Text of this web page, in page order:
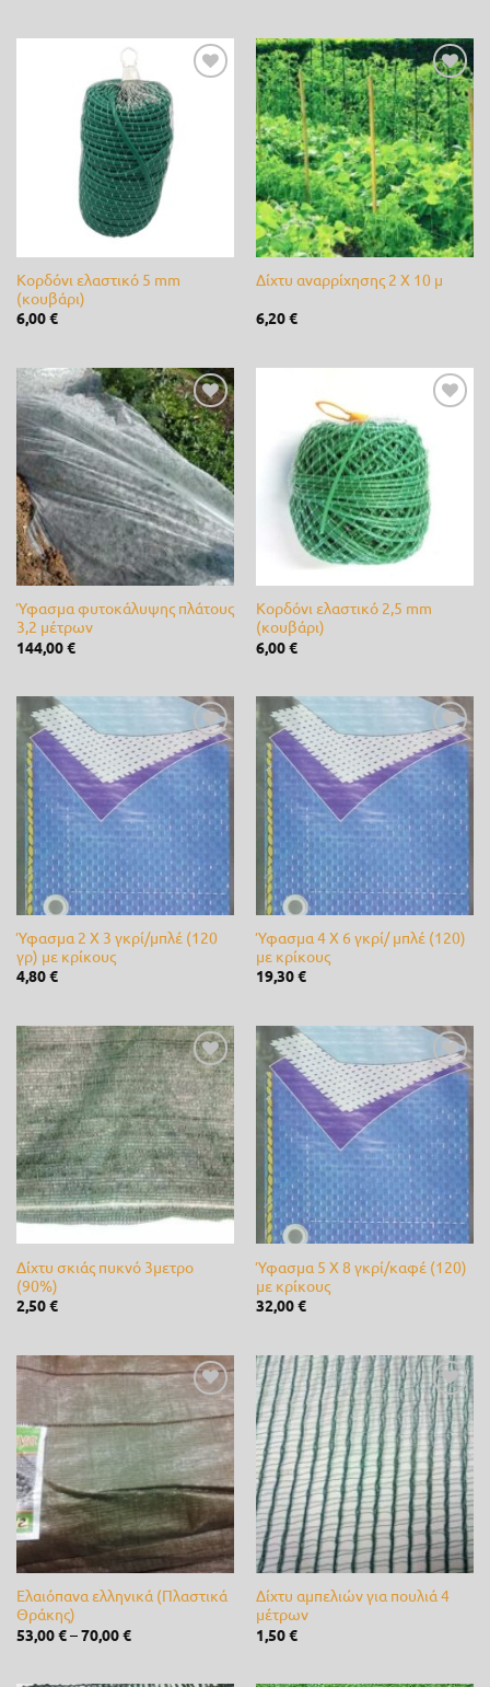
bamboo
Bayer(0)
Briggs & Stratton
CastelGarden
Castor(0)
Cellfast(0)
Claber(0)
CLIMAX(0)
DCM(0)
de Sangosse(0)
diMartino (0)
Duracell
Ferrari(0)
Fito (0)
Fytro seeds (0)
Gardex (0)
Gemma(1)
GeoHumus
Giuntini(0)
Hunter(0)
Husqvarna (0)
IQV(0)
Jonsered(0)
K-Rain (0)
Kawasaki(0)
lisam (0)
LOEWE (0)
Master(0)
Matabi(0)
Mcc(0)
Προσθήκη
στη λίστα
επιθυμίας
Κορδόνι ελαστικό 5 mm
(κουβάρι)
6,00€
Προσθήκη
στη λίστα
επιθυμίας
Δίχτυ αναρρίχησης 2 Χ 10 μ
6,20€
Προσθήκη
στη λίστα
επιθυμίας
Ύφασμα φυτοκάλυψης πλάτους
3,2 μέτρων
144,00€
Προσθήκη
στη λίστα
επιθυμίας
Κορδόνι ελαστικό 2,5 mm
(κουβάρι)
6,00€
Προσθήκη
στη λίστα
επιθυμίας
Ύφασμα 2 Χ 3 γκρί/μπλέ (120
γρ) με κρίκους
4,80€
Προσθήκη
στη λίστα
επιθυμίας
Ύφασμα 4 Χ 6 γκρί/ μπλέ (120)
με κρίκους
19,30€
Προσθήκη
στη λίστα
επιθυμίας
Δίχτυ σκιάς πυκνό 3μετρο
(90%)
2,50€
Προσθήκη
στη λίστα
επιθυμίας
Ύφασμα 5 Χ 8 γκρί/καφέ (120)
με κρίκους
32,00€
Προσθήκη
στη λίστα
επιθυμίας
Ελαιόπανα ελληνικά (Πλαστικά
Θράκης)
53,00€–70,00€
Προσθήκη
στη λίστα
επιθυμίας
Δίχτυ αμπελιών για πουλιά 4
μέτρων
1,50€